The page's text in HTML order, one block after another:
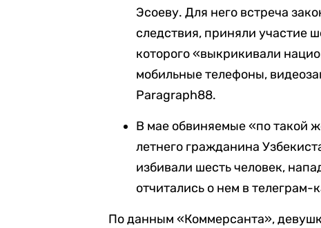
Эсоеву. Для него встреча
следствия, приняли участие
которого «выкрикивали
мобильные телефоны,
Paragraph88.
В мае обвиняемые «по такой
летнего гражданина
избивали шесть человек,
отчитались о нем в телеграм-
По данным «Коммерсанта»,